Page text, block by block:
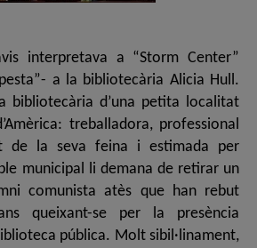
interpretava a “Storm Center”
a la bibliotecària Alicia Hull.
bibliotecària d’una petita localitat
treballadora, professional
de la seva feina i estimada per
municipal li demana de retirar un
comunista atès que han rebut
queixant-se per la presència
pública. Molt sibil·linament,